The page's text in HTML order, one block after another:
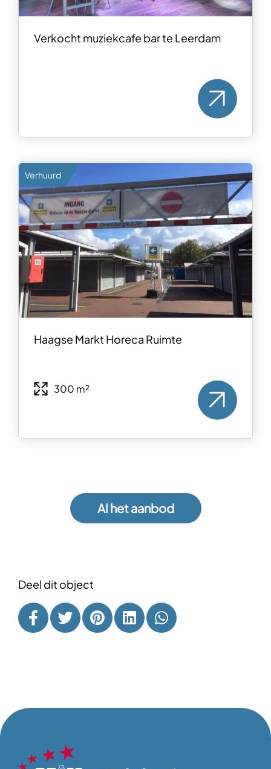
Verkocht muziekcafe bar te Leerdam
Verhuurd
Haagse Markt Horeca Ruimte
300 m²
Al het aanbod
Deel dit object